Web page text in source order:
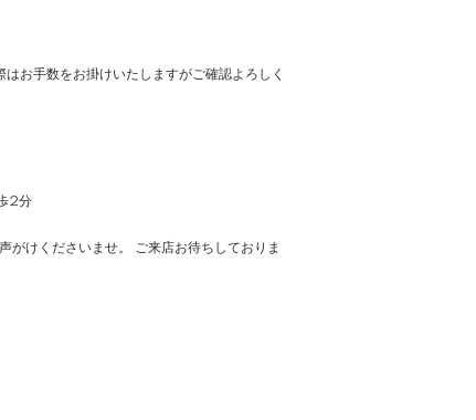
はお手数をお掛けいたしますがご確認よろしく
2分
がけくださいませ。 ご来店お待ちしておりま